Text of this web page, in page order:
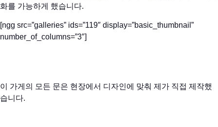
화를 가능하게 했습니다.
[ngg src=”galleries” ids=”119″ display=”basic_thumbnail”
number_of_columns=”3″]
이 가게의 모든 문은 현장에서 디자인에 맞춰 제가 직접 제작했
습니다.